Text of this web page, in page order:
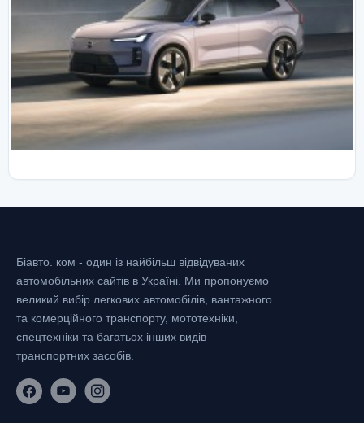
Біавто. ком - один із найбільш відвідуваних
автомобільних сайтів в Україні. Ми пропонуємо
великий вибір легкових автомобілів, вантажного
та комерційного транспорту, мототехніки,
спецтехніки та багатьох інших видів
транспортних засобів.